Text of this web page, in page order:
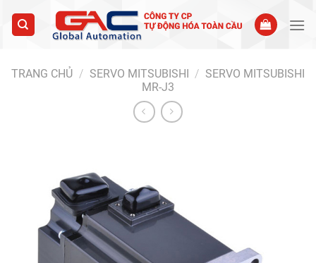
TRANG CHỦ / SERVO MITSUBISHI / SERVO MITSUBISHI
MR-J3